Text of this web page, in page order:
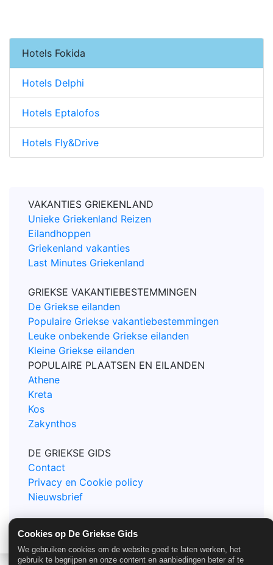
Cookies op De Griekse Gids
We gebruiken cookies om de website goed te laten werken, het
gebruik te begrijpen en onze content en aanbiedingen beter af te
Hotels Fokida
Hotels Delphi
Hotels Eptalofos
Hotels Fly&Drive
VAKANTIES GRIEKENLAND
Unieke Griekenland Reizen
Eilandhoppen
Griekenland vakanties
Last Minutes Griekenland
GRIEKSE VAKANTIEBESTEMMINGEN
De Griekse eilanden
Populaire Griekse vakantiebestemmingen
Leuke onbekende Griekse eilanden
Kleine Griekse eilanden
POPULAIRE PLAATSEN EN EILANDEN
Athene
Kreta
Kos
Zakynthos
DE GRIEKSE GIDS
Contact
Privacy en Cookie policy
Nieuwsbrief
© De Griekse Gids 2000-2026